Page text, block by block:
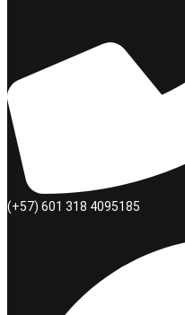
(+57) 601 318 4095185